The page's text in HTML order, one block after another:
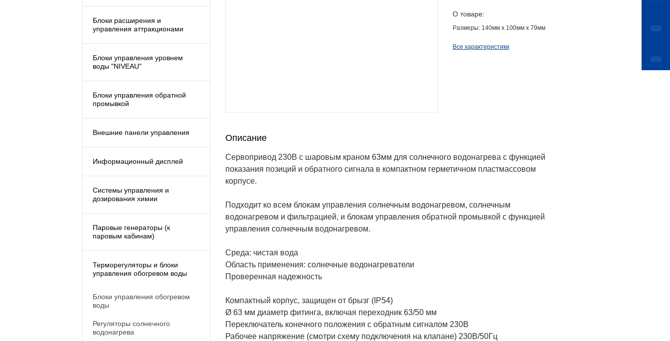
Блоки расширения и
управления аттракционами
Блоки управления уровнем
воды "NIVEAU"
Блоки управления обратной
промывкой
Внешние панели управления
Информационный дисплей
Системы управления и
дозирования химии
Паровые генераторы (к
паровым кабинам)
Терморегуляторы и блоки
управления обогревом воды
Блоки управления обогревом
воды
Регуляторы солнечного
водонагрева
О товаре:
Размеры: 140мм x 100мм x 79мм
Все характеристики
Описание
Сервопривод 230В с шаровым краном 63мм для солнечного водонагрева с функцией
показания позиций и обратного сигнала в компактном герметичном пластмассовом
корпусе.
Подходит ко всем блокам управления солнечным водонагревом, солнечным
водонагревом и фильтрацией, и блокам управления обратной промывкой с функцией
управления солнечным водонагревом.
Среда: чистая вода
Область применения: солнечные водонагреватели
Проверенная надежность
Компактный корпус, защищен от брызг (IP54)
Ø 63 мм диаметр фитинга, включая переходник 63/50 мм
Переключатель конечного положения с обратным сигналом 230В
Рабочее напряжение (смотри схему подключения на клапане) 230В/50Гц